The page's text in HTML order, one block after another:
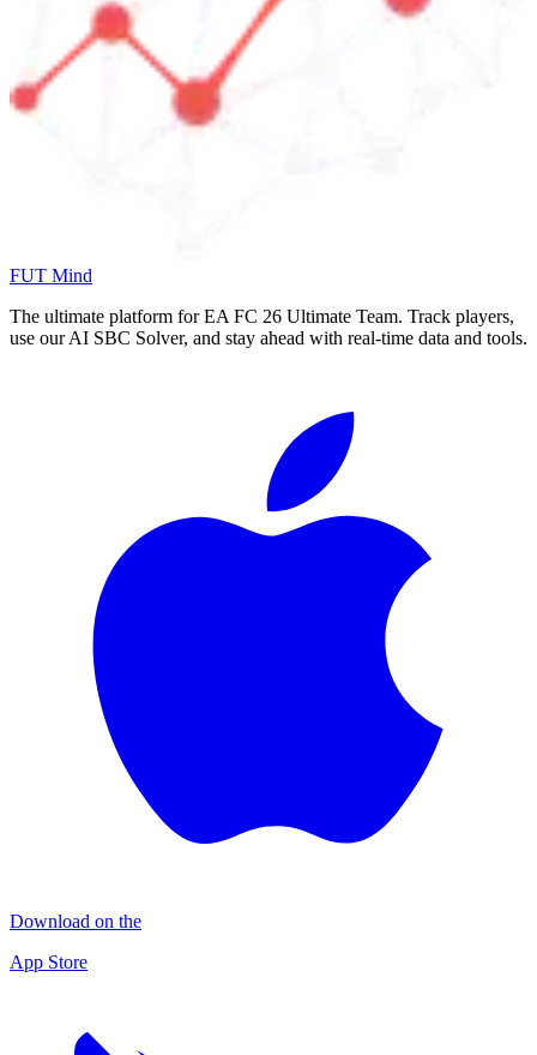
FUT Mind
The ultimate platform for EA FC 26 Ultimate Team. Track players,
use our AI SBC Solver, and stay ahead with real-time data and tools.
Download on the
App Store